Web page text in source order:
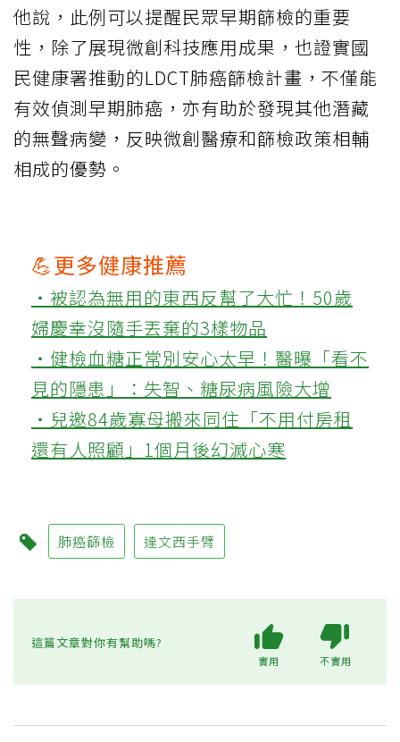
他說，此例可以提醒民眾早期篩檢的重要
性，除了展現微創科技應用成果，也證實國
民健康署推動的LDCT肺癌篩檢計畫，不僅能
有效偵測早期肺癌，亦有助於發現其他潛藏
的無聲病變，反映微創醫療和篩檢政策相輔
相成的優勢。
💪更多健康推薦
‧被認為無用的東西反幫了大忙！50歲
婦慶幸沒隨手丟棄的3樣物品
‧健檢血糖正常別安心太早！醫曝「看不
見的隱患」：失智、糖尿病風險大增
‧兒邀84歲寡母搬來同住「不用付房租
還有人照顧」1個月後幻滅心寒
肺癌篩檢 達文西手臂
這篇文章對你有幫助嗎?
實用 不實用